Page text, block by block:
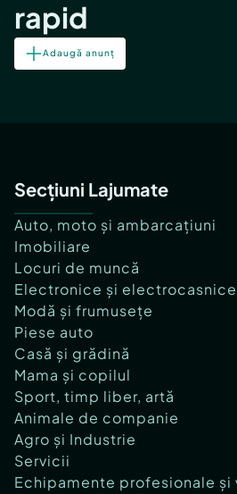
rapid
Adaugă anunț
Secțiuni Lajumate
Auto, moto și ambarcațiuni
Imobiliare
Locuri de muncă
Electronice și electrocasnice
Modă și frumusețe
Piese auto
Casă și grădină
Mama și copilul
Sport, timp liber, artă
Animale de companie
Agro și Industrie
Servicii
Echipamente profesionale și